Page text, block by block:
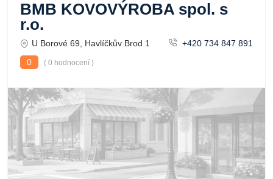
BMB KOVOVÝROBA spol. s
r.o.
U Borové 69, Havlíčkův Brod 1
+420 734 847 891
0
( 0 hodnocení )